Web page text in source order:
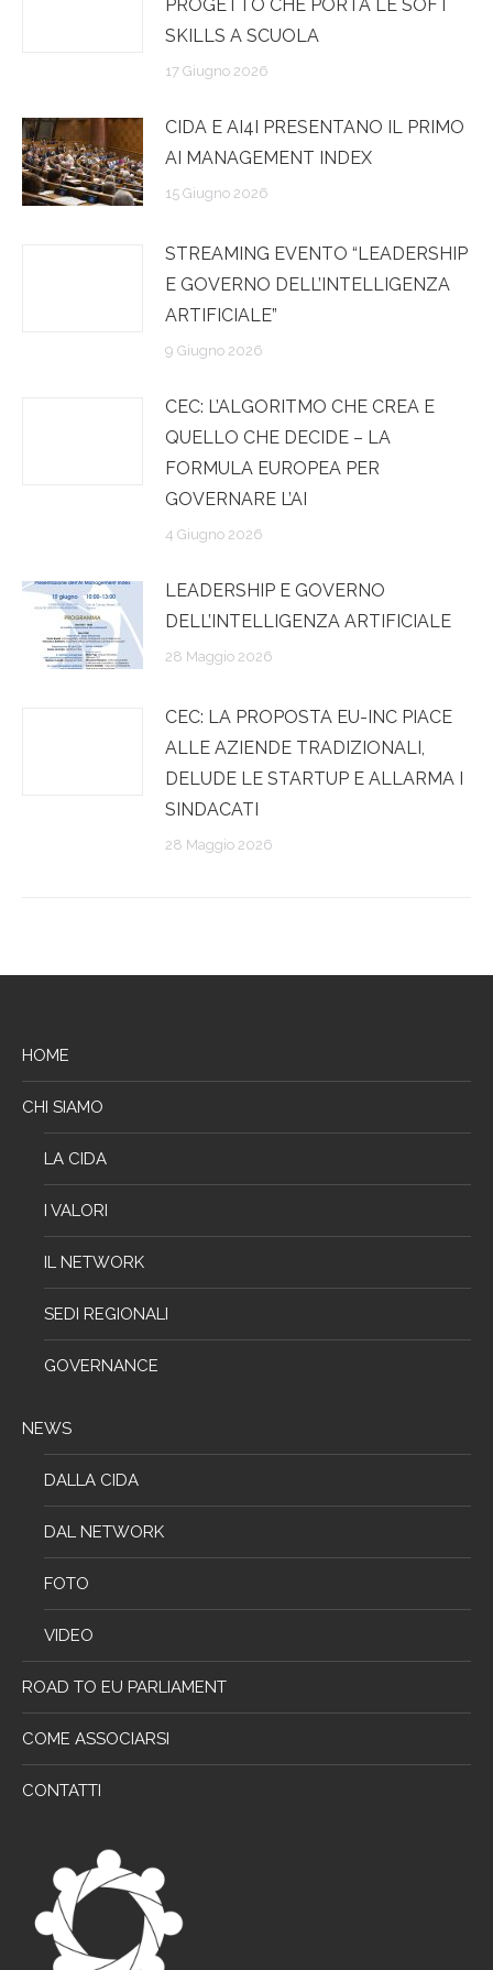
PROGETTO CHE PORTA LE SOFT
SKILLS A SCUOLA
17 Giugno 2026
CIDA E AI4I PRESENTANO IL PRIMO
AI MANAGEMENT INDEX
15 Giugno 2026
STREAMING EVENTO “LEADERSHIP
E GOVERNO DELL’INTELLIGENZA
ARTIFICIALE”
9 Giugno 2026
CEC: L’ALGORITMO CHE CREA E
QUELLO CHE DECIDE – LA
FORMULA EUROPEA PER
GOVERNARE L’AI
4 Giugno 2026
LEADERSHIP E GOVERNO
DELL’INTELLIGENZA ARTIFICIALE
28 Maggio 2026
CEC: LA PROPOSTA EU-INC PIACE
ALLE AZIENDE TRADIZIONALI,
DELUDE LE STARTUP E ALLARMA I
SINDACATI
28 Maggio 2026
HOME
CHI SIAMO
LA CIDA
I VALORI
IL NETWORK
SEDI REGIONALI
GOVERNANCE
NEWS
DALLA CIDA
DAL NETWORK
FOTO
VIDEO
ROAD TO EU PARLIAMENT
COME ASSOCIARSI
CONTATTI